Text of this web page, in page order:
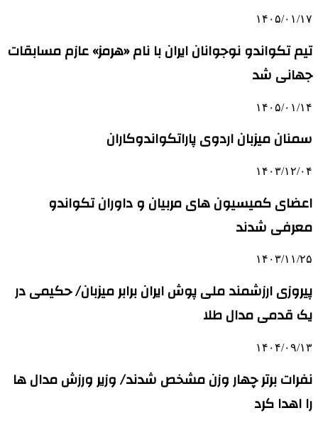
۱۴۰۵/۰۱/۱۷
تیم تکواندو نوجوانان ایران با نام «هرمز» عازم مسابقات
جهانی شد
۱۴۰۵/۰۱/۱۴
سمنان میزبان اردوی پاراتکواندوکاران
۱۴۰۳/۱۲/۰۴
اعضای کمیسیون های مربیان و داوران تکواندو
معرفی شدند
۱۴۰۳/۱۱/۲۵
پیروزی ارزشمند ملی پوش ایران برابر میزبان/ حکیمی در
یک قدمی مدال طلا
۱۴۰۴/۰۹/۱۳
نفرات برتر چهار وزن مشخص شدند/ وزیر ورزش مدال ها
را اهدا کرد